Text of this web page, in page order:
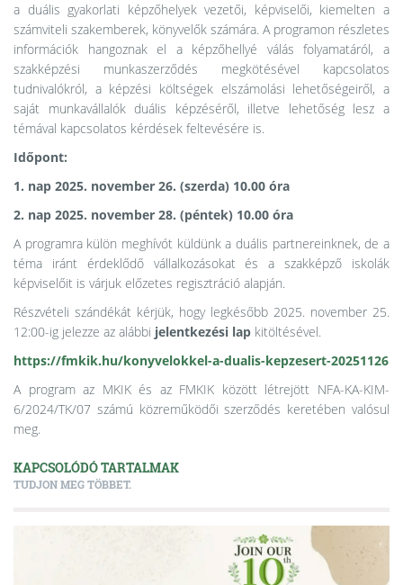
a duális gyakorlati képzőhelyek vezetői, képviselői, kiemelten a
számviteli szakemberek, könyvelők számára. A programon részletes
információk hangoznak el a képzőhellyé válás folyamatáról, a
szakképzési munkaszerződés megkötésével kapcsolatos
tudnivalókról, a képzési költségek elszámolási lehetőségeiről, a
saját munkavállalók duális képzéséről, illetve lehetőség lesz a
témával kapcsolatos kérdések feltevésére is.
Időpont:
1. nap 2025. november 26. (szerda) 10.00 óra
2. nap 2025. november 28. (péntek) 10.00 óra
A programra külön meghívót küldünk a duális partnereinknek, de a
téma iránt érdeklődő vállalkozásokat és a szakképző iskolák
képviselőit is várjuk előzetes regisztráció alapján.
Részvételi szándékát kérjük, hogy legkésőbb 2025. november 25.
12:00-ig jelezze az alábbi jelentkezési lap kitöltésével.
https://fmkik.hu/konyvelokkel-a-dualis-kepzesert-20251126
A program az MKIK és az FMKIK között létrejött NFA-KA-KIM-
6/2024/TK/07 számú közreműködői szerződés keretében valósul
meg.
KAPCSOLÓDÓ TARTALMAK
TUDJON MEG TÖBBET.